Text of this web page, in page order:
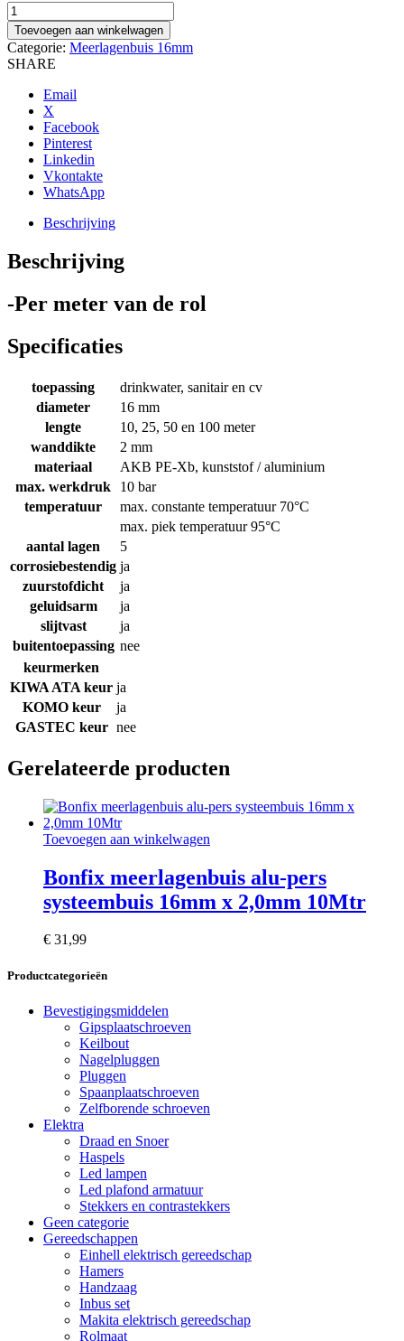
Bonfix
meerlagenbuis
alu-
pers
systeembuis
16mm
2,0mm
meter
aantal
Toevoegen aan winkelwagen
Categorie: Meerlagenbuis 16mm
SHARE
Email
X
Facebook
Pinterest
Linkedin
Vkontakte
WhatsApp
Beschrijving
Beschrijving
-Per meter van de rol
Specificaties
toepassing
drinkwater, sanitair en cv
diameter
16 mm
lengte
10, 25, 50 en 100 meter
wanddikte
2 mm
materiaal
AKB PE-Xb, kunststof / aluminium
max. werkdruk
10 bar
temperatuur
max. constante temperatuur 70°C
max. piek temperatuur 95°C
aantal lagen
5
corrosiebestendig ja
zuurstofdicht
ja
geluidsarm
ja
slijtvast
ja
buitentoepassing nee
keurmerken
KIWA ATA keur ja
KOMO keur
ja
GASTEC keur nee
Gerelateerde producten
Toevoegen aan winkelwagen
Bonfix meerlagenbuis alu-pers
systeembuis 16mm x 2,0mm 10Mtr
€ 31,99
Productcategorieën
Bevestigingsmiddelen
Gipsplaatschroeven
Keilbout
Nagelpluggen
Pluggen
Spaanplaatschroeven
Zelfborende schroeven
Elektra
Draad en Snoer
Haspels
Led lampen
Led plafond armatuur
Stekkers en contrastekkers
Geen categorie
Gereedschappen
Einhell elektrisch gereedschap
Hamers
Handzaag
Inbus set
Makita elektrisch gereedschap
Rolmaat